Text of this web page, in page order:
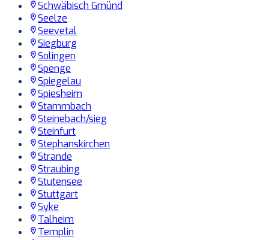
Schwäbisch Gmünd
Seelze
Seevetal
Siegburg
Solingen
Spenge
Spiegelau
Spiesheim
Stammbach
Steinebach/sieg
Steinfurt
Stephanskirchen
Strande
Straubing
Stutensee
Stuttgart
Syke
Talheim
Templin